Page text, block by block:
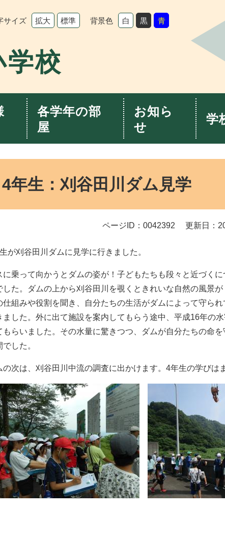
サイズ 拡大 標準 背景色 白 黒 青
学校
各学年の部
屋
お知ら
せ
学
4年生：刈谷田川ダム見学
ページID：0042392 更新日：
が刈谷田川ダムに見学に行きました。
に乗って向かうとダムの姿が！子どもたちも段々と近づく
した。ダムの上から刈谷田川を覗くときれいな自然の風景
仕組みや役割を聞き、自分たちの生活がダムによって守ら
ました。外に出て施設を案内してもらう途中、平成16年の
もらいました。その水量に驚きつつ、ダムが自分たちの命
でした。
の次は、刈谷田川中流の調査に出かけます。4年生の学びは